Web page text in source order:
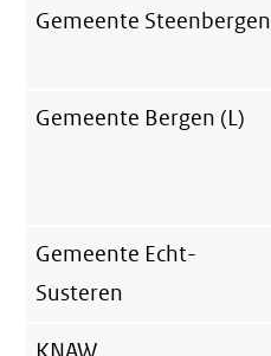
Gemeente Steenbergen
Gemeente Bergen (L)
Gemeente Echt-
Susteren